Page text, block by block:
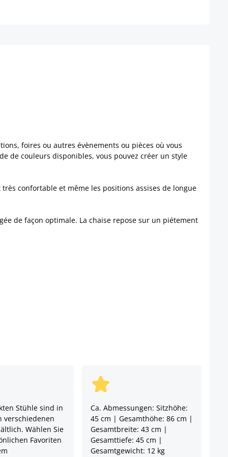
foires ou autres évènements ou pièces où vous
de couleurs disponibles, vous pouvez créer un style
confortable et même les positions assises de longue
de façon optimale. La chaise repose sur un piétement
Stühle sind in
verschiedenen
Wählen Sie
Favoriten
Ca. Abmessungen: Sitzhöhe:
45 cm | Gesamthöhe: 86 cm |
Gesamtbreite: 43 cm |
Gesamttiefe: 45 cm |
Gesamtgewicht: 12 kg